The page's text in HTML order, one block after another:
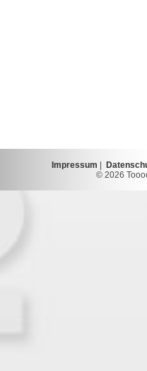
Impressum
© 2026